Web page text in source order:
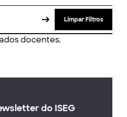
Limpar Filtros
docentes.
do ISEG